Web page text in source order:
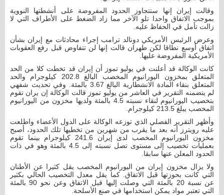
وقالت إيران إنها ستتجاوز الحدود المفروضة على أنشطتها النووية
بموجب الاتفاق واحدا تلو الآخر مما زاد الضغط على الأطراف التي لا
زالت تأمل في الحفاظ عليه.
وعرض الرئيس الأمريكي دونالد ترامب إجراء محادثات مع إيران بشأن
اتفاق أوسع نطاقا لكن طهران قالت إنها لن تتفاوض قبل رفع العقوبات
الأمريكية المفروضة عليها.
كانت الوكالة قد أعلنت في يوليو تموز أن إيران قد تخطت كلا من الحد
المتعلق بمخزون اليورانيوم المخصب البالغ 202.8 كيلوجرام والحد
المتعلق بنقاء المادة الانشطارية البالغ 3.67 بالمئة. وفي تحديث شفهي
لم يتضمنه التقرير في العاشر من يوليو تموز قالت الوكالة إن يران تقوم
بتخصيب اليورانيوم لنقاء نسبته 4.5 بالمئة ولديها مخزون من اليورانيوم
المخصب يبلغ 213.5 كيلوجرام.
وأظهر التقرير الفصلي الذي توزعه الوكالة على الدول الأعضاء واطلعت
عليه رويترز أنه بعد ما يقرب من شهرين من تخطيها تلك الحدود، أصبح
مخزون اليورانيوم المخصب لدى إيران 241.6 كيلوجرام بينما تقوم
بعمليات تخصيب إلى مستوى تصل نسبته إلى 4.5 بالمئة وهو في ذات
الحدود المعلن عنها سابقا.
ولا يزال مخزون إيران من اليورانيوم المخصب يقل كثيرا عن الأطنان
التي كانت بحوزتها قبل الاتفاق. كما يقل معدل التخصيب الحالي بكثير
عن نسبة 20 بالمئة التي وصلت إليها قبل الاتفاق وعن نحو 90 بالمئة
التي تعتبر مواد يمكن استخدامها في صنع الأسلحة.